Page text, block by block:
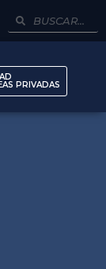
PRIVADAS